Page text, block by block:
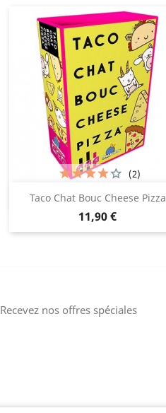
Taco Chat Bouc Cheese Pizza
Prix
11,90 €
(2)
Aperçu rapide
Recevez nos offres spéciales